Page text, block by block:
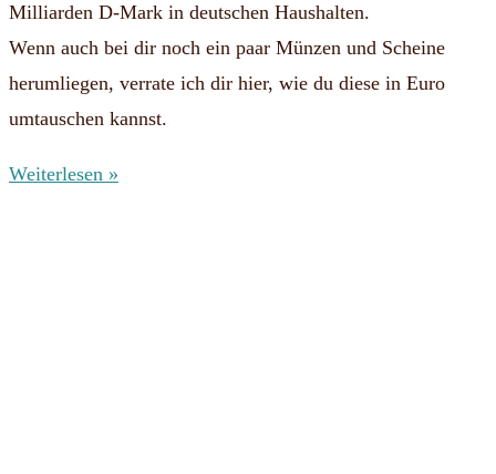
Milliarden D-Mark in deutschen Haushalten.
Wenn auch bei dir noch ein paar Münzen und Scheine
herumliegen, verrate ich dir hier, wie du diese in Euro
umtauschen kannst.
Weiterlesen »